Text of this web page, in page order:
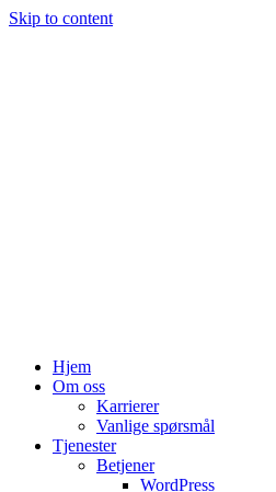
Skip to content
Hjem
Om oss
Karrierer
Vanlige spørsmål
Tjenester
Betjener
WordPress